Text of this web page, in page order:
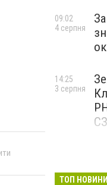
09:02
4 серпня
14:25
3 серпня
ТОП НОВИНИ